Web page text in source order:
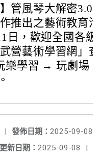
管風琴大解密3.0
推出之藝術教育
日，歡迎全國各
營藝術學習網」
學習 → 玩劇場 )
發佈日期： 2025-09-08
|
新日期： 2025-09-08 |